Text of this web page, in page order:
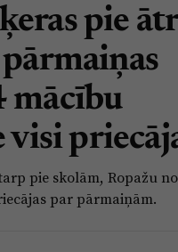
pie
pārmaiņas
mācību
visi
pie skolām, Ropažu
par pārmaiņām.